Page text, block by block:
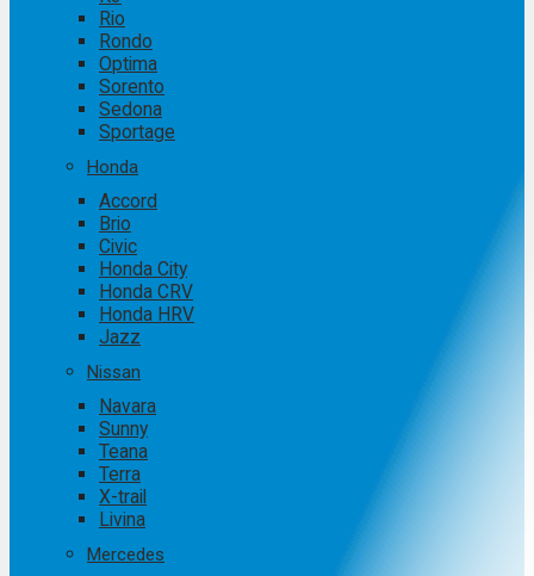
Rio
Rondo
Optima
Sorento
Sedona
Sportage
Honda
Accord
Brio
Civic
Honda City
Honda CRV
Honda HRV
Jazz
Nissan
Navara
Sunny
Teana
Terra
X-trail
Livina
Mercedes